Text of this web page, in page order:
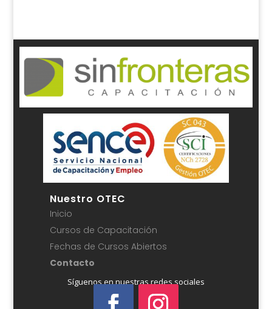
Nuestro OTEC
Inicio
Cursos de Capacitación
Fechas de Cursos Abiertos
Contacto
Síguenos en nuestras redes sociales